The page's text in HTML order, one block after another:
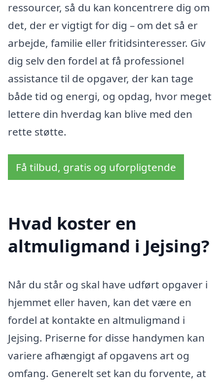
ressourcer, så du kan koncentrere dig om
det, der er vigtigt for dig – om det så er
arbejde, familie eller fritidsinteresser. Giv
dig selv den fordel at få professionel
assistance til de opgaver, der kan tage
både tid og energi, og opdag, hvor meget
lettere din hverdag kan blive med den
rette støtte.
Få tilbud, gratis og uforpligtende
Hvad koster en
altmuligmand i Jejsing?
Når du står og skal have udført opgaver i
hjemmet eller haven, kan det være en
fordel at kontakte en altmuligmand i
Jejsing. Priserne for disse handymen kan
variere afhængigt af opgavens art og
omfang. Generelt set kan du forvente, at